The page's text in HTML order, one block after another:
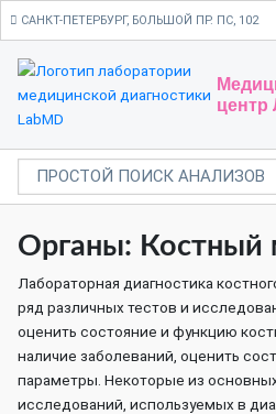
САНКТ-ПЕТЕРБУРГ, БОЛЬШОЙ ПР. ПС, 102
Органы: Костный
Лабораторная диагностика
ряд различных тестов и
оценить состояние и функцию
наличие заболеваний, оценить
параметры. Некоторые из
исследований, используемых в